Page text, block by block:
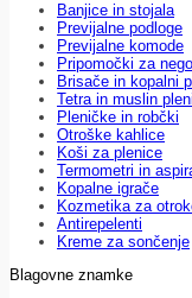
Banjice in stojala
Previjalne podloge
Previjalne komode
Pripomočki za
Brisače in kopalni
Tetra in muslin
Pleničke in robčki
Otroške kahlice
Koši za plenice
Termometri in
Kopalne igrače
Kozmetika za
Antirepelenti
Kreme za sončenje
Blagovne znamke